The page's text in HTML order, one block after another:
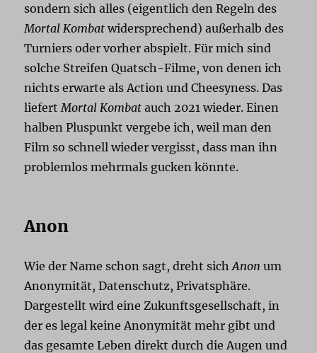
sondern sich alles (eigentlich den Regeln des
Mortal Kombat widersprechend) außerhalb des
Turniers oder vorher abspielt. Für mich sind
solche Streifen Quatsch-Filme, von denen ich
nichts erwarte als Action und Cheesyness. Das
liefert Mortal Kombat auch 2021 wieder. Einen
halben Pluspunkt vergebe ich, weil man den
Film so schnell wieder vergisst, dass man ihn
problemlos mehrmals gucken könnte.
Anon
Wie der Name schon sagt, dreht sichAnon um
Anonymität, Datenschutz, Privatsphäre.
Dargestellt wird eine Zukunftsgesellschaft, in
der es legal keine Anonymität mehr gibt und
das gesamte Leben direkt durch die Augen und